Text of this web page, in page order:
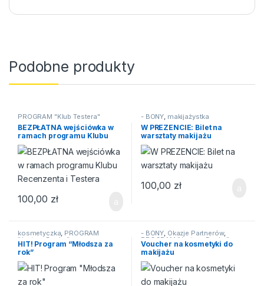
Podobne produkty
PROGRAM "Klub Testera"
BEZPŁATNA wejściówka w
ramach programu Klubu
Recenzenta i Testera
100,00 zł
- BONY makijażystka
W PREZENCIE: Bilet na
warsztaty makijażu
100,00 zł
kosmetyczka, PROGRAM
"Jestem Boska"
HIT! Program “Młodsza za
rok”
- BONY, Okazje Partnerów,
PROGRAM "Jestem Boska",
STREFA PREZENTÓW
Voucher na kosmetyki do
makijażu